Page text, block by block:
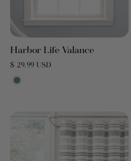
Harbor Life Valance
$ 29.99 USD